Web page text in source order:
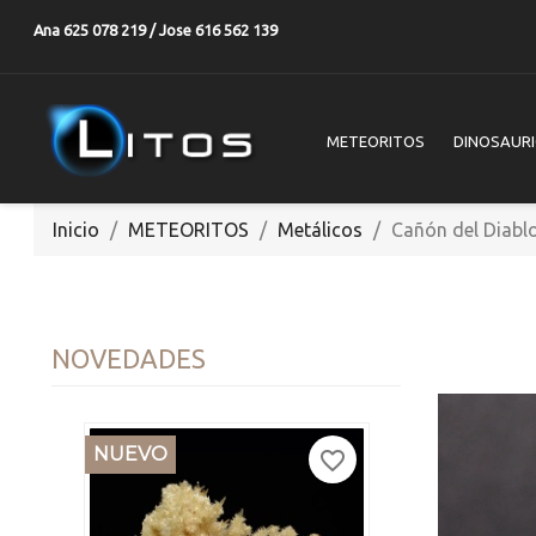
Ana 625 078 219 / Jose 616 562 139
METEORITOS
Inicio METEORITOS Metálicos Cañón del
NOVEDADES
NUEVO favorite_border